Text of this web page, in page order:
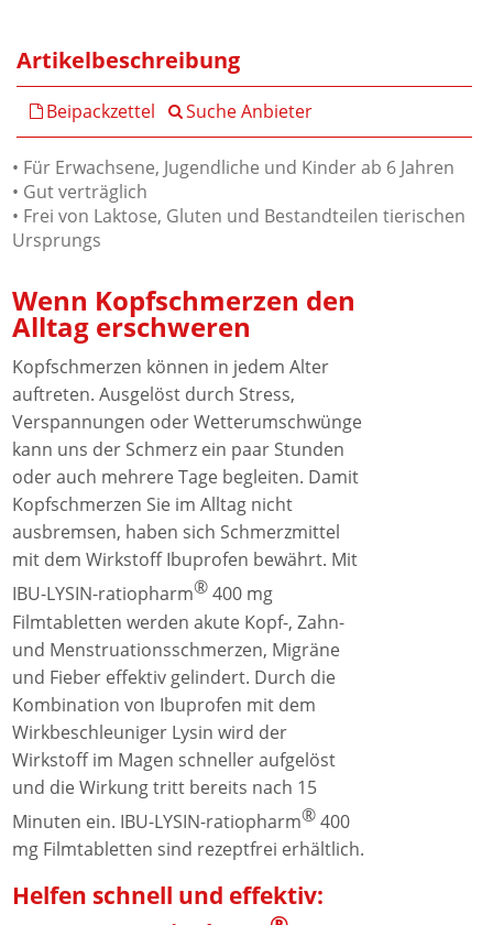
Artikelbeschreibung
Beipackzettel Suche Anbieter
• Für Erwachsene, Jugendliche und Kinder ab 6 Jahren
• Gut verträglich
• Frei von Laktose, Gluten und Bestandteilen tierischen
Ursprungs
Wenn Kopfschmerzen den
Alltag erschweren
Kopfschmerzen können in jedem Alter
auftreten. Ausgelöst durch Stress,
Verspannungen oder Wetterumschwünge
kann uns der Schmerz ein paar Stunden
oder auch mehrere Tage begleiten. Damit
Kopfschmerzen Sie im Alltag nicht
ausbremsen, haben sich Schmerzmittel
mit dem Wirkstoff Ibuprofen bewährt. Mit
IBU-LYSIN-ratiopharm®400 mg
Filmtabletten werden akute Kopf-, Zahn-
und Menstruationsschmerzen, Migräne
und Fieber effektiv gelindert. Durch die
Kombination von Ibuprofen mit dem
Wirkbeschleuniger Lysin wird der
Wirkstoff im Magen schneller aufgelöst
und die Wirkung tritt bereits nach 15
Minuten ein. IBU-LYSIN-ratiopharm®400
mg Filmtabletten sind rezeptfrei erhältlich.
Helfen schnell und effektiv: